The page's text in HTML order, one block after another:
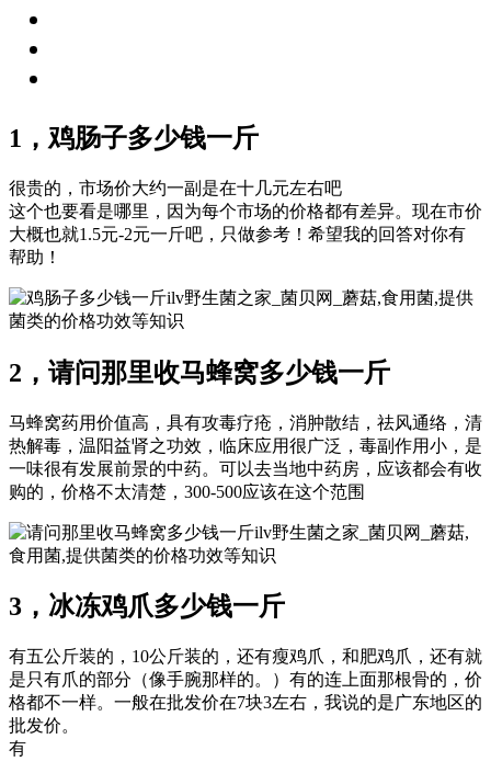
1，鸡肠子多少钱一斤
很贵的，市场价大约一副是在十几元左右吧
这个也要看是哪里，因为每个市场的价格都有差异。现在市价
大概也就1.5元-2元一斤吧，只做参考！希望我的回答对你有
帮助！
ilv野生菌之家_菌贝网_蘑菇,食用菌,提供
菌类的价格功效等知识
2，请问那里收马蜂窝多少钱一斤
马蜂窝药用价值高，具有攻毒疗疮，消肿散结，祛风通络，清
热解毒，温阳益肾之功效，临床应用很广泛，毒副作用小，是
一味很有发展前景的中药。可以去当地中药房，应该都会有收
购的，价格不太清楚，300-500应该在这个范围
ilv野生菌之家_菌贝网_蘑菇,
食用菌,提供菌类的价格功效等知识
3，冰冻鸡爪多少钱一斤
有五公斤装的，10公斤装的，还有瘦鸡爪，和肥鸡爪，还有就
是只有爪的部分（像手腕那样的。）有的连上面那根骨的，价
格都不一样。一般在批发价在7块3左右，我说的是广东地区的
批发价。
有